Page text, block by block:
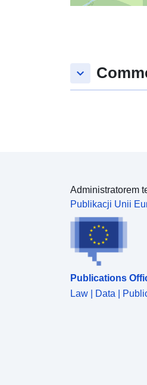
keyboard_arrow_down
Administratorem
Publikacji Unii
Publications
Law | Data |